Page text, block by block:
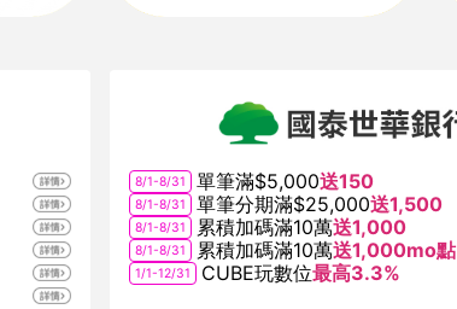
8/1-8/31 單筆滿$5,000送150
8/1-8/31 單筆分期滿$25,000送1,500
8/1-8/31 累積加碼滿10萬送1,000
8/1-8/31 累積加碼滿10萬送1,000mo點
1/1-12/31 CUBE玩數位最高3.3%